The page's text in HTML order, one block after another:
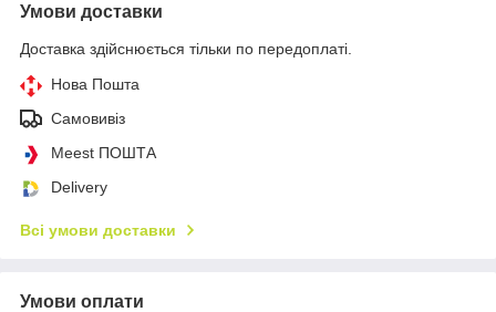
Умови доставки
Доставка здійснюється тільки по передоплаті.
Нова Пошта
Самовивіз
Meest ПОШТА
Delivery
Всі умови доставки
Умови оплати